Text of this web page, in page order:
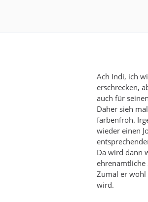
Ach Indi, ich
erschrecken,
auch für
Daher sieh
farbenfroh.
wieder einen
Da wird dann
ehrenamtliche
Zumal er wohl
wird.